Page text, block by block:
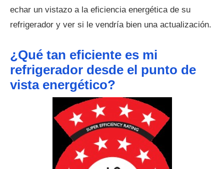
echar un vistazo a la eficiencia energética de su
refrigerador y ver si le vendría bien una actualización.
¿Qué tan eficiente es mi
refrigerador desde el punto de
vista energético?